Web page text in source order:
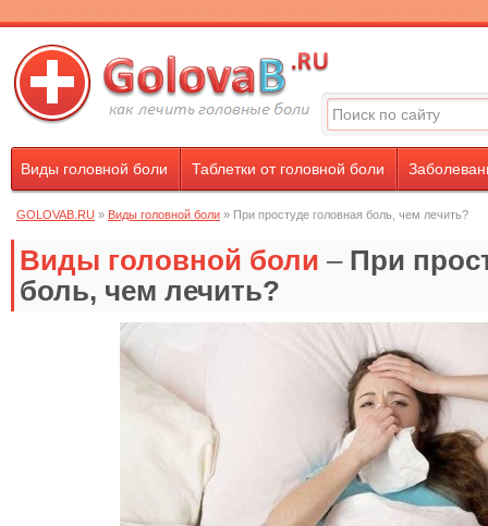
Виды головной боли Таблетки от головной боли
GOLOVAB.RU » Виды головной боли » При простуде головная боль, чем лечить?
Виды головной боли – При
боль, чем лечить?